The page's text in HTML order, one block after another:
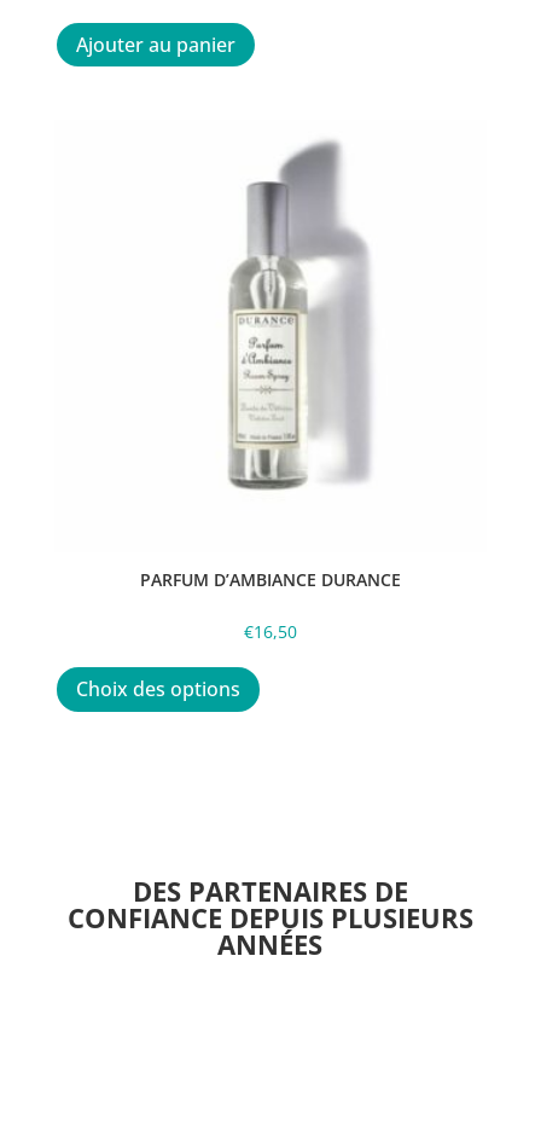
Ajouter au panier
PARFUM D’AMBIANCE DURANCE
€16,50
Choix des options
être
choisies
sur
DES PARTENAIRES DE
CONFIANCE DEPUIS PLUSIEURS
ANNÉES